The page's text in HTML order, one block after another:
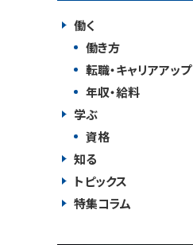
働く
働き方
転職・キャリアアップ
年収・給料
学ぶ
資格
知る
トピックス
特集コラム